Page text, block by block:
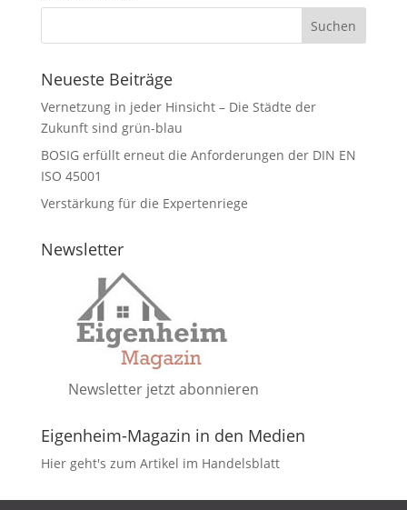
Neueste Beiträge
Vernetzung in jeder Hinsicht – Die Städte der
Zukunft sind grün-blau
BOSIG erfüllt erneut die Anforderungen der DIN EN
ISO 45001
Verstärkung für die Expertenriege
Newsletter
Newsletter jetzt abonnieren
Eigenheim-Magazin in den Medien
Hier geht's zum Artikel im Handelsblatt
DATENSCHUTZ